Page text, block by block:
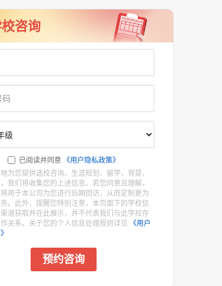
咨询
已阅读并同意
《用户隐私政策》
为您提供选校咨询、生涯规划、留学、背提、
我们将收集您的上述信息。若您同意且理解，
用于本公司为您进行后期回访，从而定制更为
。此外，提醒您特别注意，本页面下的学校信
道获取并在此展示，并不代表我们与此学校存
关系。关于您的个人信息处理规则详见
《用户
预约咨询